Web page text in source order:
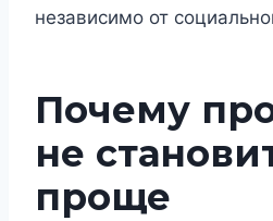
независимо от
Почему
не
проще